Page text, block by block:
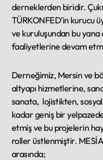
derneklerden biridir.
TÜRKONFED’in kurucu
ve kuruluşundan bu
faaliyetlerine devam
Derneğimiz, Mersin ve
altyapı hizmetlerine,
sanata, lojistikten,
kadar geniş bir
etmiş ve bu projelerin
roller üstlenmiştir.
arasında;